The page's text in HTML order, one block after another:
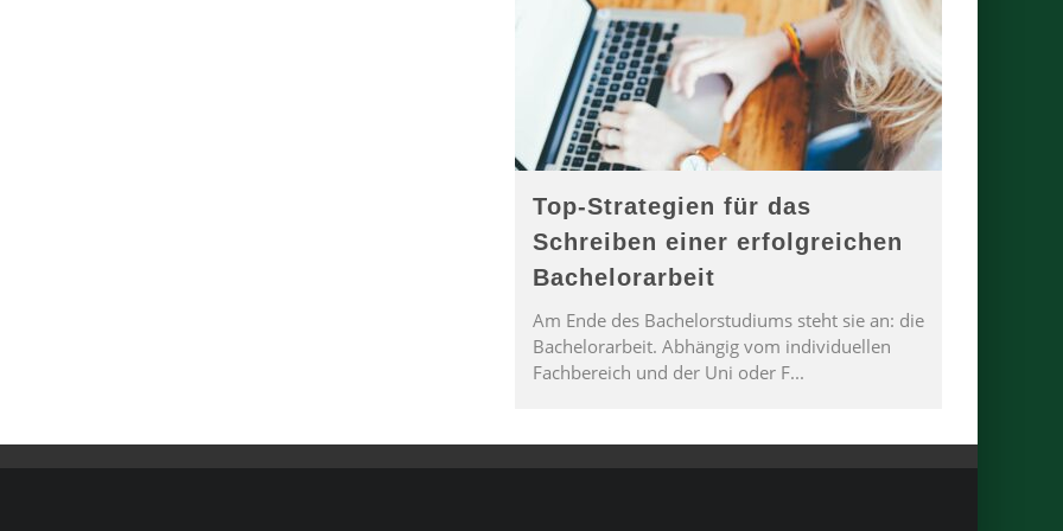
Top-Strategien für das
Schreiben einer erfolgreichen
Bachelorarbeit
Am Ende des Bachelorstudiums steht sie an: die
Bachelorarbeit. Abhängig vom individuellen
Fachbereich und der Uni oder F...